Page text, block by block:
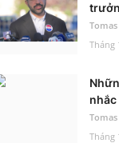
Tháng
nhắc
Tháng